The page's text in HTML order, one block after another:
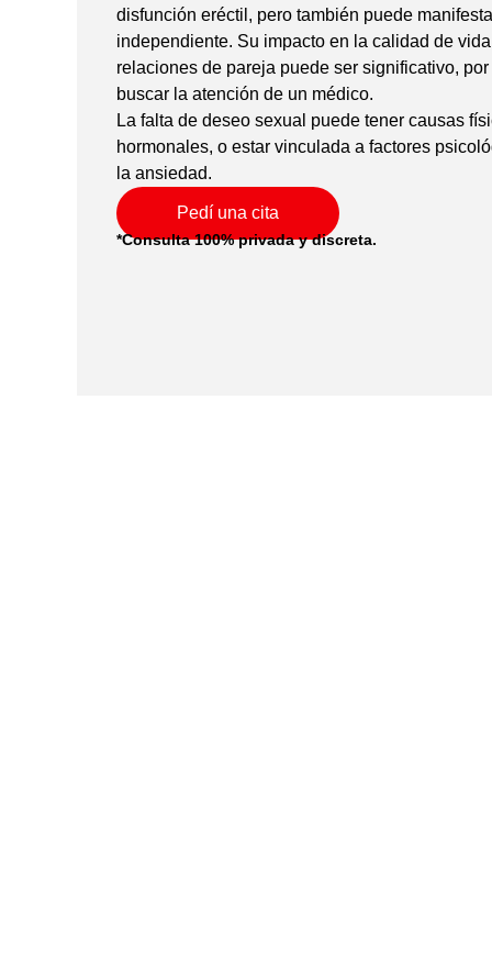
disfunción eréctil, pero también puede
independiente. Su impacto en la calidad de
relaciones de pareja puede ser significativo,
buscar la atención de un médico.
La falta de deseo sexual puede tener causas
hormonales, o estar vinculada a factores
la ansiedad.
Pedí una cita
*Consulta 100% privada y discreta.